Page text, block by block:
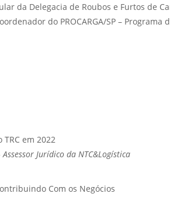
da Delegacia de Roubos e Furtos de
do PROCARGA/SP – Programa
em 2022
Jurídico da NTC&Logística
Com os Negócios